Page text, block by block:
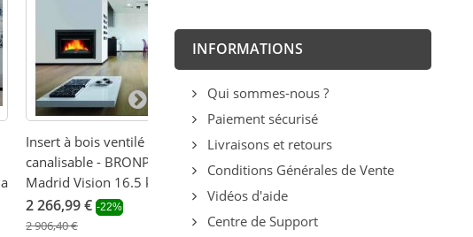
Insert à bois ventilé
canalisable - BRONPI
Madrid Vision 16.5 kW
2 266,99 € -22%
2 906,40 €
Insert à bois ventilé
raccordable - BRONPI
1 408,68 €
1 806,00 €
FIREMATIC
INFORMATIONS
Qui sommes-nous ?
Paiement sécurisé
Livraisons et retours
Conditions Générales de Vente
Vidéos d'aide
Centre de Support